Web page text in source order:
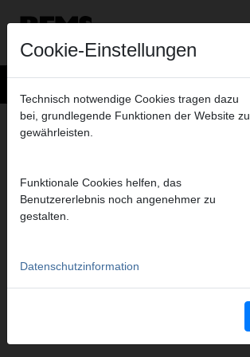
DOWNLOADS
Teileverzeichnisse
Sicherheitsdatenblätter
Sicherheitshinweise
Produktfilme
Cookie-Einstellungen
Technisch notwendige Cookies tragen dazu
bei, grundlegende Funktionen der Website zu
gewährleisten.
Funktionale Cookies helfen, das
Benutzererlebnis noch angenehmer zu
gestalten.
Datenschutzinformation